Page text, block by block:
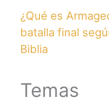
¿Qué es
batalla final
Biblia
Temas